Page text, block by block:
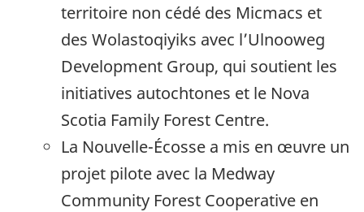
territoire non cédé des Micmacs et
des Wolastoqiyiks avec l’Ulnooweg
Development Group, qui soutient les
initiatives autochtones et le Nova
Scotia Family Forest Centre.
La Nouvelle-Écosse a mis en œuvre un
projet pilote avec la Medway
Community Forest Cooperative en